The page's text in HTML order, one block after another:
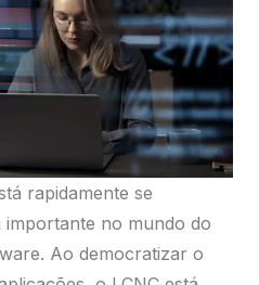
venda e gestão de
rapidamente se
no mundo do
Ao democratizar o